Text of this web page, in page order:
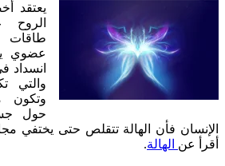
يعتقد
عضوي
انسداد
والتي
وتكون
حول
الإنسان فأن الهالة تتقلص حتى يختفي
أقرأ عن الهالة.